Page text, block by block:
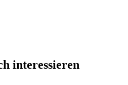
interessieren